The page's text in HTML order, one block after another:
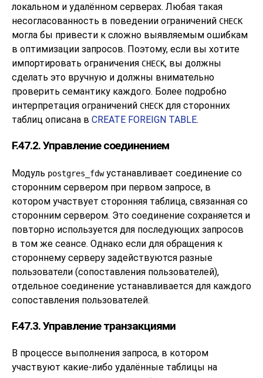
локальном и удалённом серверах. Любая такая
несогласованность в поведении ограничений CHECK
могла бы привести к сложно выявляемым ошибкам
в оптимизации запросов. Поэтому, если вы хотите
импортировать ограничения CHECK, вы должны
сделать это вручную и должны внимательно
проверить семантику каждого. Более подробно
интерпретация ограничений CHECKдля сторонних
таблиц описана в CREATE FOREIGN TABLE.
F.47.2. Управление соединением
Модуль postgres_fdwустанавливает соединение со
сторонним сервером при первом запросе, в
котором участвует сторонняя таблица, связанная со
сторонним сервером. Это соединение сохраняется и
повторно используется для последующих запросов
в том же сеансе. Однако если для обращения к
стороннему серверу задействуются разные
пользователи (сопоставления пользователей),
отдельное соединение устанавливается для каждого
сопоставления пользователей.
F.47.3. Управление транзакциями
В процессе выполнения запроса, в котором
участвуют какие-либо удалённые таблицы на